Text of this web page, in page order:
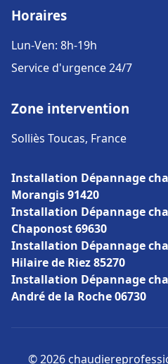
Horaires
Lun-Ven: 8h-19h
Service d'urgence 24/7
Zone intervention
Solliès Toucas, France
Installation Dépannage
Morangis 91420
Installation Dépannage
Chaponost 69630
Installation Dépannage
Hilaire de Riez 85270
Installation Dépannage
André de la Roche 06730
© 2026